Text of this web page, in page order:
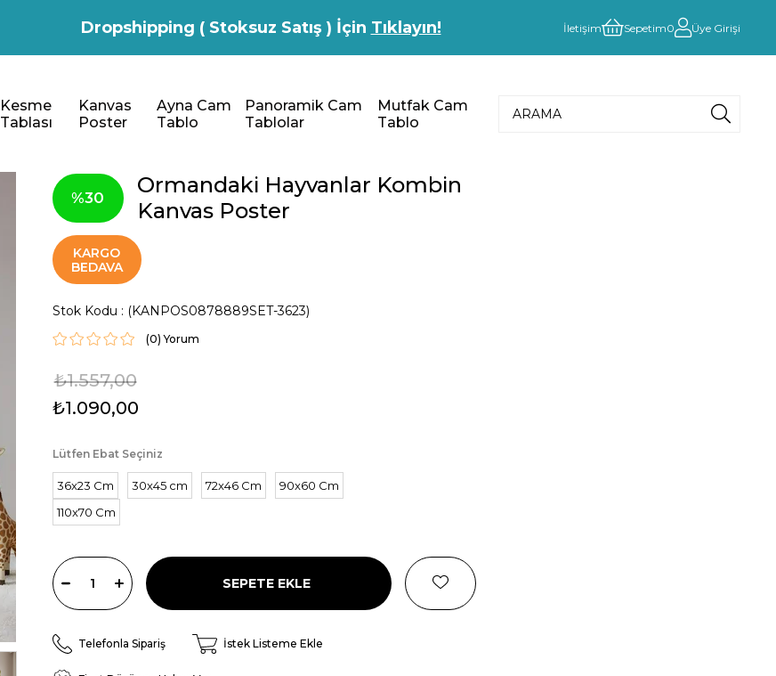
Dropshipping ( Stoksuz Satış ) İçin Tıklayın! İletişim Sepetim0 Üye Girişi
Kesme
Tablası
Kanvas
Poster
Ayna Cam
Tablo
Panoramik Cam
Tablolar
Mutfak Cam
Tablo
30
Ormandaki Hayvanlar Kombin
Kanvas Poster
KARGO
BEDAVA
Stok Kodu (KANPOS0878889SET-3623)
(0)
₺1.557,00
₺1.090,00
Lütfen Ebat Seçiniz
36x23 Cm 30x45 cm 72x46 Cm
90x60 Cm
110x70 Cm
Telefonla Sipariş İstek Listeme Ekle